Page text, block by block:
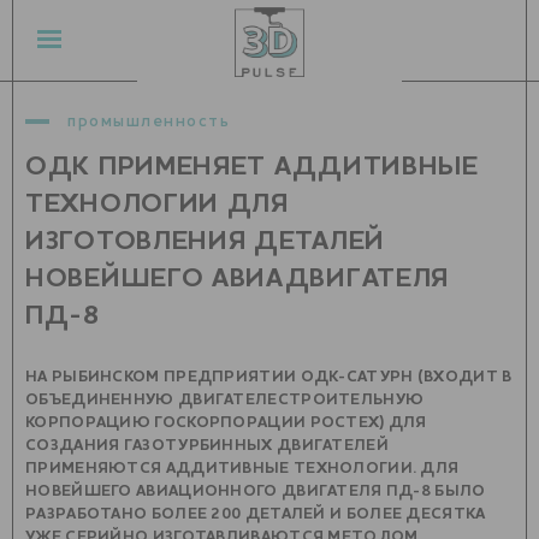
промышленность
ОДК ПРИМЕНЯЕТ АДДИТИВНЫЕ
ТЕХНОЛОГИИ ДЛЯ
ИЗГОТОВЛЕНИЯ ДЕТАЛЕЙ
НОВЕЙШЕГО АВИАДВИГАТЕЛЯ
ПД-8
НА РЫБИНСКОМ ПРЕДПРИЯТИИ ОДК-САТУРН (ВХОДИТ В
ОБЪЕДИНЕННУЮ ДВИГАТЕЛЕСТРОИТЕЛЬНУЮ
КОРПОРАЦИЮ ГОСКОРПОРАЦИИ РОСТЕХ) ДЛЯ
СОЗДАНИЯ ГАЗОТУРБИННЫХ ДВИГАТЕЛЕЙ
ПРИМЕНЯЮТСЯ АДДИТИВНЫЕ ТЕХНОЛОГИИ. ДЛЯ
НОВЕЙШЕГО АВИАЦИОННОГО ДВИГАТЕЛЯ ПД-8 БЫЛО
РАЗРАБОТАНО БОЛЕЕ 200 ДЕТАЛЕЙ И БОЛЕЕ ДЕСЯТКА